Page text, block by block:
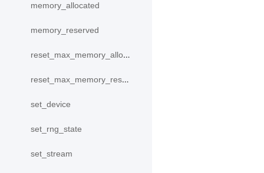
memory_allocated
memory_reserved
reset_max_memory_allocated
reset_max_memory_reserved
set_device
set_rng_state
set_stream